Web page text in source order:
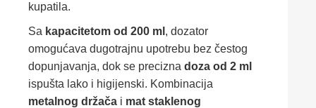
kupatila.
Sa kapacitetom od 200 ml , dozator
omogućava dugotrajnu upotrebu bez čestog
dopunjavanja, dok se precizna doza od 2 ml
ispušta lako i higijenski. Kombinacija
metalnog držača i mat staklenog